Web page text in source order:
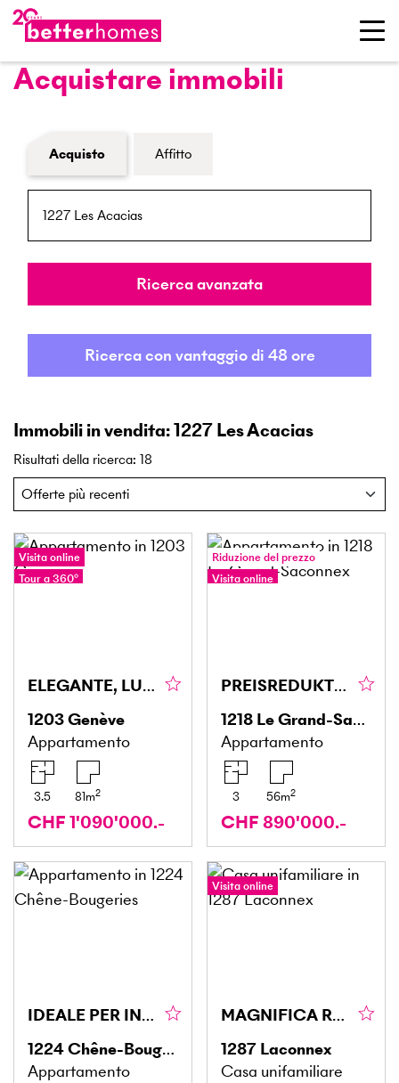
Acquistare immobili
Modulo di ricerca immobiliare
Acquisto Affitto
NPA / Località
Raggio
Ricerca avanzata
Ricerca con vantaggio di 48 ore
Immobili in vendita: 1227 Les Acacias
Risultati della ricerca: 18
Visita online
Tour a 360°
ELEGANTE, LUMINOSO & RAFFINATO
1203Genève
Appartamento
3.5 81m2
CHF 1'090'000.-
Riduzione del prezzo
Visita online
PREISREDUKTION! UN'OPPORTUNITÀ RARA A GRAND-SACONNEX
1218 Le Grand-Saconnex
Appartamento
3 56m2
CHF 890'000.-
IDEALE PER INVESTITORI CON PISCINA
1224Chêne-Bougeries
Appartamento
Visita online
MAGNIFICA RESIDENZA CON DEPENDANCE E ANNESSO
1287 Laconnex
Casa unifamiliare